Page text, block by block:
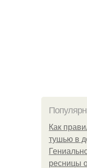
Как
тушью в
ресницы